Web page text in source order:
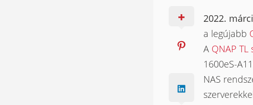
2022.
a legújabb
A QNAP TL
1600eS-
NAS